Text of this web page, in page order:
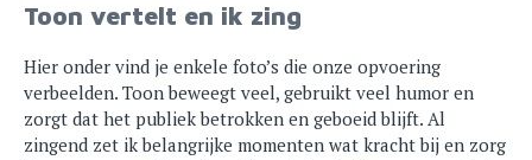
Toon vertelt en ik zing
Hier onder vind je enkele foto’s die onze opvoering
verbeelden. Toon beweegt veel, gebruikt veel humor en
zorgt dat het publiek betrokken en geboeid blijft. Al
zingend zet ik belangrijke momenten wat kracht bij en zorg